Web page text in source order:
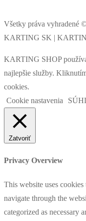
Všetky práva vyhradené
KARTING SK |
KARTING SHOP
najlepšie služby.
cookies.
Cookie nastavenia
Zatvoriť
Privacy Overview
This website uses
navigate through the
categorized as necessary